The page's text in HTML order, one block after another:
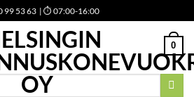
99 53 63 | ⏱ 07:00-16:00
0